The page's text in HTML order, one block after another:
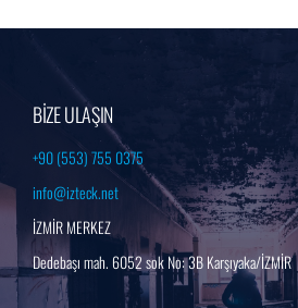
BİZE ULAŞIN
+90 (553) 755 0375
info@izteck.net
İZMİR MERKEZ
Dedebaşı mah. 6052 sok No: 3B Karşıyaka/İZMİR